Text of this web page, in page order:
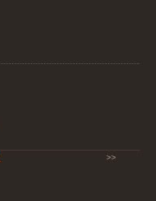
>>